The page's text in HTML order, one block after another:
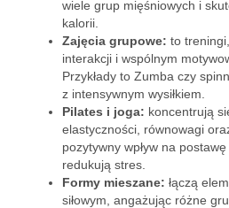
wiele grup mięśniowych i
kalorii.
Zajęcia grupowe: to
interakcji i wspólnym
Przykłady to Zumba czy
z intensywnym wysiłkiem.
Pilates i joga: koncentrują
elastyczności, równowagi
pozytywny wpływ na
redukują stres.
Formy mieszane: łączą
siłowym, angażując różne